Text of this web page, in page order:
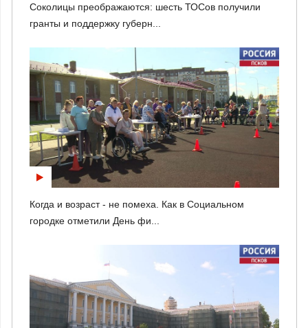
Соколицы преображаются: шесть ТОСов получили
гранты и поддержку губерн...
Когда и возраст - не помеха. Как в Социальном
городке отметили День фи...